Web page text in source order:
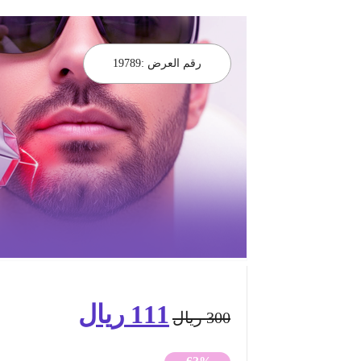
رقم العرض :19789
300 ريال السعر
الأصلي
111 ريال